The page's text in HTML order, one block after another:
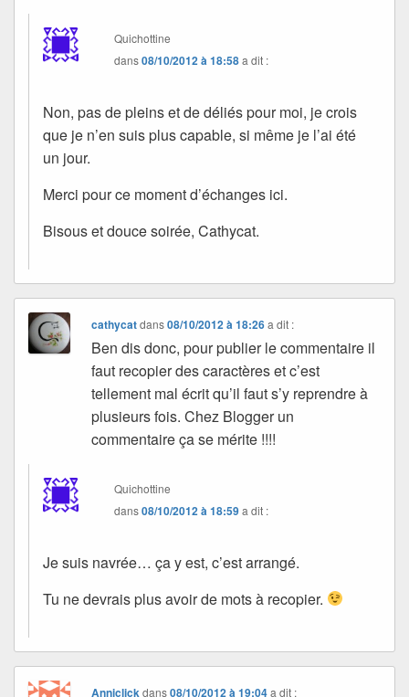
Quichottine
dans08/10/2012 à 18:58a dit :
Non, pas de pleins et de déliés pour moi, je crois
que je n’en suis plus capable, si même je l’ai été
un jour.
Merci pour ce moment d’échanges ici.
Bisous et douce soirée, Cathycat.
cathycatdans08/10/2012 à 18:26 a dit :
Ben dis donc, pour publier le commentaire il
faut recopier des caractères et c’est
tellement mal écrit qu’il faut s’y reprendre à
plusieurs fois. Chez Blogger un
commentaire ça se mérite !!!!
Quichottine
dans08/10/2012 à 18:59a dit :
Je suis navrée… ça y est, c’est arrangé.
Tu ne devrais plus avoir de mots à recopier.
Anniclick dans08/10/2012 à 19:04 a dit :